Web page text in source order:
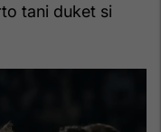
tani duket si